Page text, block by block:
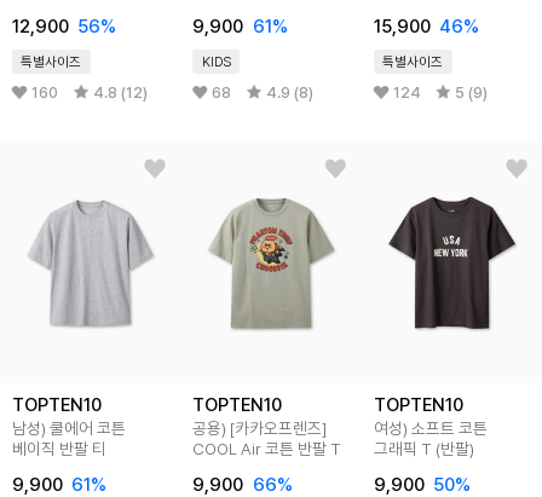
12,900 56%
특별사이즈
160 4.8 (12)
9,900 61%
KIDS
68 4.9 (8)
15,900 46%
특별사이즈
124 5 (9)
TOPTEN10
남성) 쿨에어 코튼
베이직 반팔 티
9,900 61%
TOPTEN10
공용) [카카오프렌즈]
COOL Air 코튼 반팔 T
9,900 66%
TOPTEN10
여성) 소프트 코튼
그래픽 T (반팔)
9,900 50%